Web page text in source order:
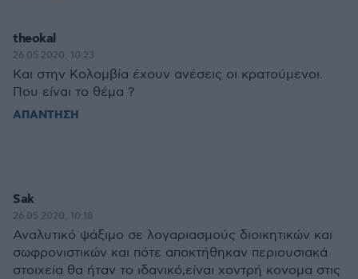
theokal
26.05.2020, 10:23
Και στην Κολομβία έχουν ανέσεις οι κρατούμενοι.
Που είναι το θέμα ?
ΑΠΑΝΤΗΣΗ
Sak
26.05.2020, 10:18
Αναλυτικό ψάξιμο σε λογαριασμούς διοικητικών και
σωφρονιστικών και πότε αποκτήθηκαν περιουσιακά
στοιχεία θα ήταν το ιδανικό,είναι χοντρή κονομα στις